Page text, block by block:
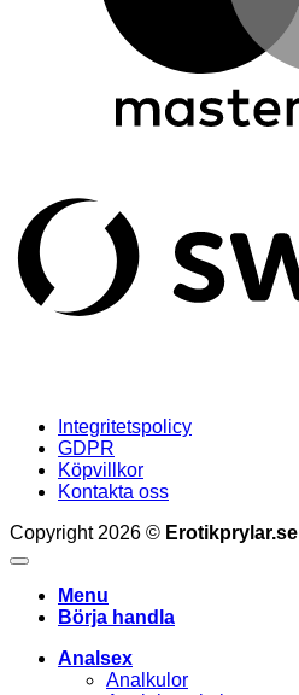
Integritetspolicy
GDPR
Köpvillkor
Kontakta oss
Copyright 2026 © Erotikprylar.se
Menu
Börja handla
Analsex
Analkulor